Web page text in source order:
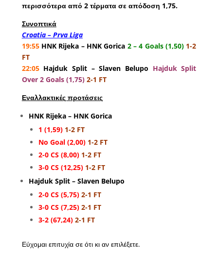
περισσότερα από 2 τέρματα σε απόδοση 1,75.
Συνοπτικά
Croatia – Prva Liga
19:55HNK Rijeka – HNK Gorica 2 – 4 Goals (1,50)1-2
FT
22:05Hajduk Split – Slaven Belupo Hajduk Split
Over 2 Goals (1,75)2-1 FT
Εναλλακτικές προτάσεις
HNK Rijeka – HNK Gorica
1 (1,59)1-2 FT
No Goal (2,00)1-2 FT
2-0 CS (8,00)1-2 FT
3-0 CS (12,25)1-2 FT
Hajduk Split – Slaven Belupo
2-0 CS (5,75)2-1 FT
3-0 CS (7,25)2-1 FT
3-2 (67,24)2-1 FT
Εύχομαι επιτυχία σε ότι κι αν επιλέξετε.